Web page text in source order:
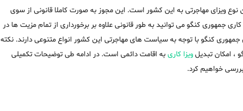
نوع ویزای مهاجرتی به این کشور است. این مجوز به صورت کاملا قانونی از سوی
جمهوری کنگو می توانید به طور قانونی علاوه بر برخورداری از تمام مزیت ها در
جمهوری کنگو با توجه به سیاست های مهاجرتی این کشور انواع متنوعی دارند. نکته
، امکان تبدیلویزا کاریبه اقامت دائمی است. در ادامه طی توضیحات تکمیلی
خواهیم کرد.